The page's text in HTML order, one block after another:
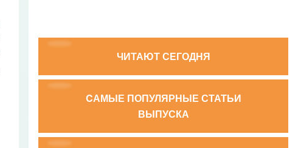
ЧИТАЮТ СЕГОДНЯ
CАМЫЕ ПОПУЛЯРНЫЕ СТАТЬИ
ВЫПУСКА